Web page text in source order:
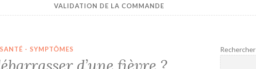
VALIDATION DE LA COMMANDE
SANTÉ - SYMPTÔMES Rechercher